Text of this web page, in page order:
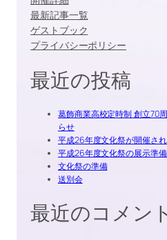
最新記事一覧
ゲストブック
プライバシーポリシー
最近の投稿
葛飾商業高校定時制 創立70
らせ
平成26年度文化祭が開催され
平成26年度文化祭の展示準備
文化祭の準備
送別会
最近のコメント